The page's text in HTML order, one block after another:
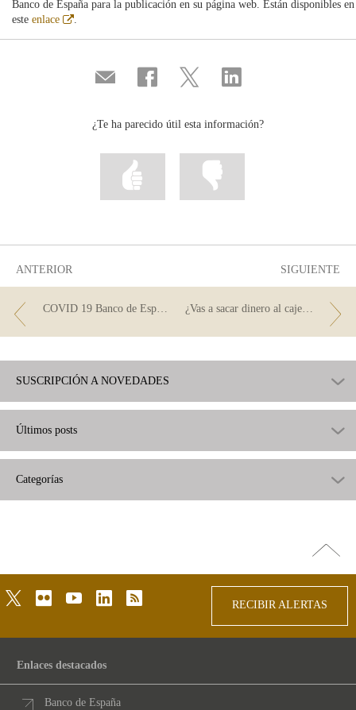
Banco de España para la publicación en su página web. Están disponibles en
este enlace
Abre
ventana
.
Compartir
por
Compartir
en
Compartir
en
Compartir
en
¿Te ha parecido útil esta información?
Marcar
información
ANTERIOR
COVID 19 Banco de España
SIGUIENTE
¿Vas a sacar dinero al cajero? Mira antes estos consejos
SUSCRIPCIÓN A NOVEDADES
Últimos posts
Categorías
arriba
twitterflickr youtubelinkedinrss
RECIBIR ALERTAS
Enlaces destacados
Banco de España